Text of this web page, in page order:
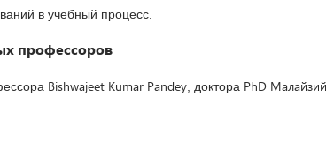
в учебный процесс.
профессоров
Bishwajeet Kumar Pandey, доктора PhD